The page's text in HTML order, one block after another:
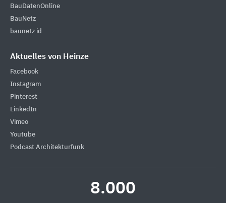
BauDatenOnline
BauNetz
baunetz id
Aktuelles von Heinze
Facebook
Instagram
Pinterest
LinkedIn
Vimeo
Youtube
Podcast Architekturfunk
8.000